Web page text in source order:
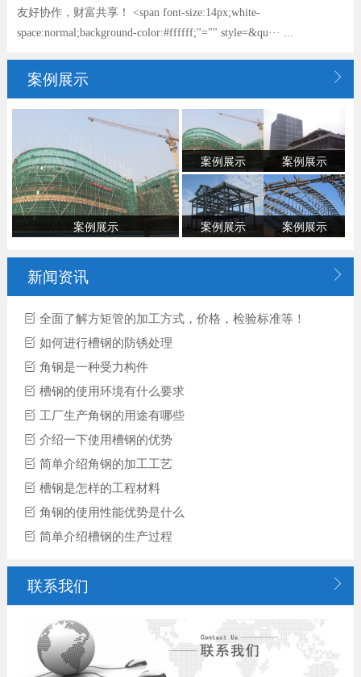
友好协作，财富共享！ <span font-size:14px;white-
space:normal;background-color:#ffffff;"="" style=&qu··· ...
案例展示 
案例展示
案例展示 案例展示
案例展示 案例展示
新闻资讯 
全面了解方矩管的加工方式，价格，检验标准等！
如何进行槽钢的防锈处理
角钢是一种受力构件
槽钢的使用环境有什么要求
工厂生产角钢的用途有哪些
介绍一下使用槽钢的优势
简单介绍角钢的加工工艺
槽钢是怎样的工程材料
角钢的使用性能优势是什么
简单介绍槽钢的生产过程
联系我们 